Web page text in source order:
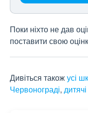
Поки ніхто не дав
поставити свою
Дивіться такожусі
Червонограді,